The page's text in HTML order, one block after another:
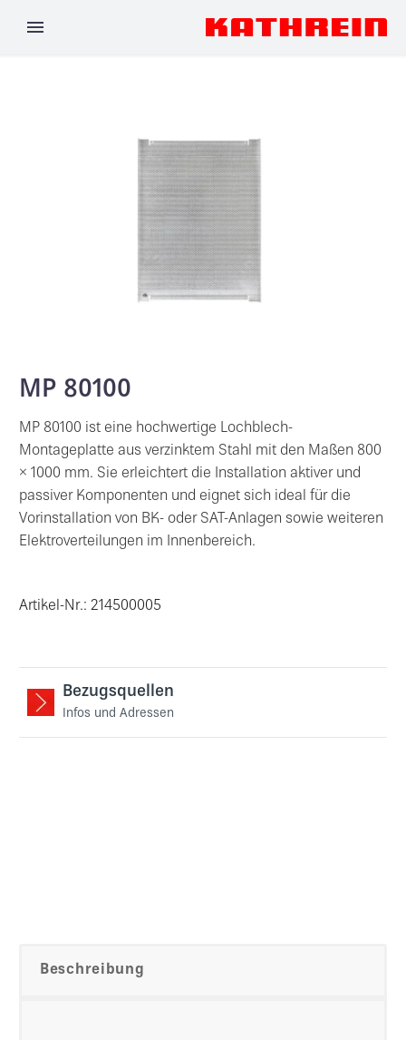
MP 80100
MP 80100 ist eine hochwertige Lochblech-
Montageplatte aus verzinktem Stahl mit den Maßen 800
× 1000 mm. Sie erleichtert die Installation aktiver und
passiver Komponenten und eignet sich ideal für die
Vorinstallation von BK- oder SAT-Anlagen sowie weiteren
Elektroverteilungen im Innenbereich.
Artikel-Nr.: 214500005
Bezugsquellen
Infos und Adressen
Beschreibung